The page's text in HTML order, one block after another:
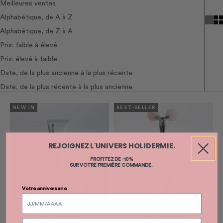
Meilleures ventes
Alphabétique, de A à Z
Alphabétique, de Z à A
Prix: faible à élevé
Prix: élevé à faible
Date, de la plus ancienne à la plus récente
Date, de la plus récente à la plus ancienne
NEW IN BEST-SELLER
REJOIGNEZ L'UNIVERS HOLIDERMIE.
PROFITEZ DE -10%
SUR VOTRE PREMIÈRE COMMANDE.
Votre anniversaire